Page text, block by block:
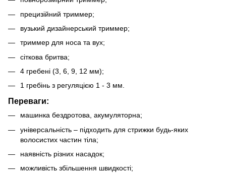
прецизійний триммер;
вузький дизайнерський триммер;
триммер для носа та вух;
сіткова бритва;
4 гребені (3, 6, 9, 12 мм);
1 гребінь з регуляцією 1 - 3 мм.
Переваги:
машинка бездротова, акумуляторна;
універсальність – підходить для стрижки будь-яких
волосистих частин тіла;
наявність різних насадок;
можливість збільшення швидкості;